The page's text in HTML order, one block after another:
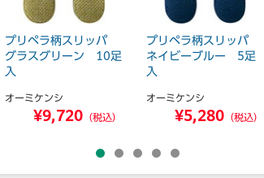
プリペラ柄スリッパ
グラスグリーン 10足
入
オーミケンシ
¥9,720 （税込）
プリペラ柄スリッパ
ネイビーブルー 5足
入
オーミケンシ
¥5,280 （税込）